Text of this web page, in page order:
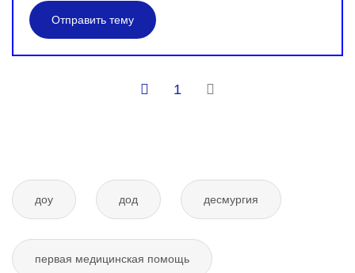
Отправить тему
1
доу дод десмургия
первая медицинская помощь